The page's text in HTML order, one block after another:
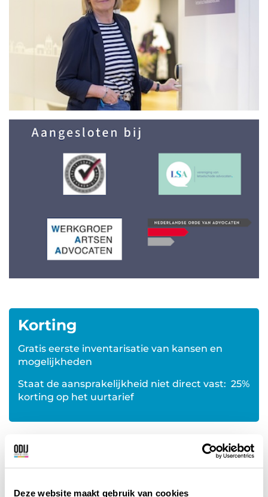
Deze website maakt gebruik van cookies
Korting
Gratis eerste inventarisatie van kansen en
mogelijkheden
Staat de aansprakelijkheid niet direct vast: 25%
korting op het uurtarief